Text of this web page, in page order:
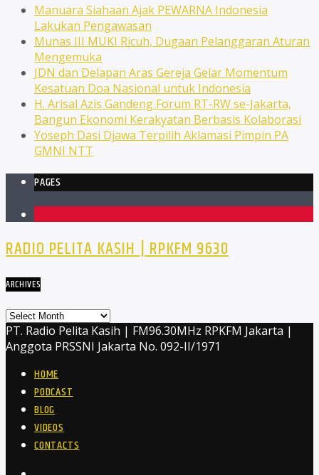
Manuara Siahaan Ajak PEWARNA Indonesia
Lakukan Pengawasan
Munas III MUKI Ricuh, Dugaan Pelanggaran Aturan
Mengemuka
JDN dan Delapan Aras Gereja Gelar Momentum
Kesatuan Doa Nasional untuk Indonesia
H. Arisal Azis Gandeng Forum RT-RW se-Jakarta,
Bangun Ekonomi Kerakyatan Berbasis Kolaborasi
Yoseph Dasi Djawa Terpilih Aklamasi Pimpin PA
GMNI NTT
PAGES
RADIO PELITA KASIH | RPKFM 9630
ARCHIVES
Archives
PT. Radio Pelita Kasih | FM96.30MHz RPKFM Jakarta |
Anggota PRSSNI Jakarta No. 092-II/1971
HOME
PODCAST
BLOG
VIDEOS
CONTACTS